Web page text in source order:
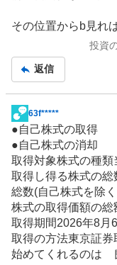
その位置からb見れ
投資
返信
掲
示
板
記
事
63f*****
●自己株式の取得
●自己株式の消却
取得対象株式の種類
取得し得る株式の
総数(自己株式を除
株式の取得価額の総
取得期間2026年8月
取得の方法東京証
始めてくれるのは